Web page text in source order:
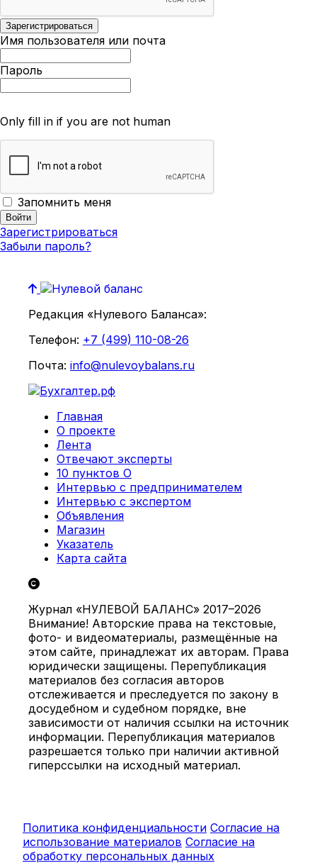
Имя пользователя или почта
Пароль
Only fill in if you are not human
Запомнить меня
Зарегистрироваться
Забыли пароль?
Редакция «Нулевого Баланса»:
Телефон: +7 (499) 110-08-26
Почта: info@nulevoybalans.ru
Главная
О проекте
Лента
Отвечают эксперты
10 пунктов О
Интервью с предпринимателем
Интервью с экспертом
Объявления
Магазин
Указатель
Карта сайта
Журнал «НУЛЕВОЙ БАЛАНС» 2017–2026
Внимание! Авторские права на текстовые,
фото- и видеоматериалы, размещённые на
этом сайте, принадлежат их авторам. Права
юридически защищены. Перепубликация
материалов без согласия авторов
отслеживается и преследуется по закону в
досудебном и судебном порядке, вне
зависимости от наличия ссылки на источник
информации. Перепубликация материалов
разрешается только при наличии активной
гиперссылки на исходный материал.
Политика конфиденциальности Согласие на
использование материалов Согласие на
обработку персональных данных